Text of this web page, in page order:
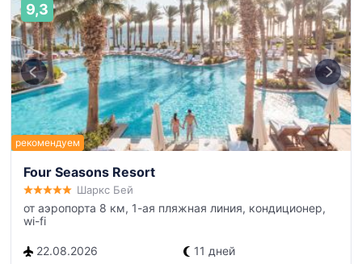
9,3
Four Seasons Resort
Шаркс Бей
от аэропорта 8 км, 1-ая пляжная линия, кондиционер,
wi-fi
22.08.2026
11 дней